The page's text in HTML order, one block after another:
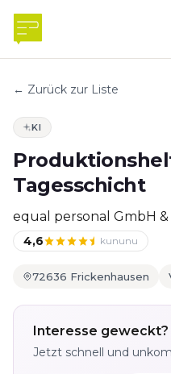
← Zurück zur Liste
KI
Tagesschicht
equal personal GmbH &
4,6 kununu
72636 Frickenhausen
Interesse geweckt?
Jetzt schnell und